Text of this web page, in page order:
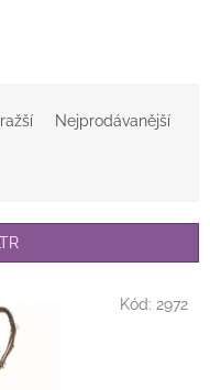
Nejprodávanější
Kód: 2972